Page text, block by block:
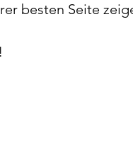
besten Seite